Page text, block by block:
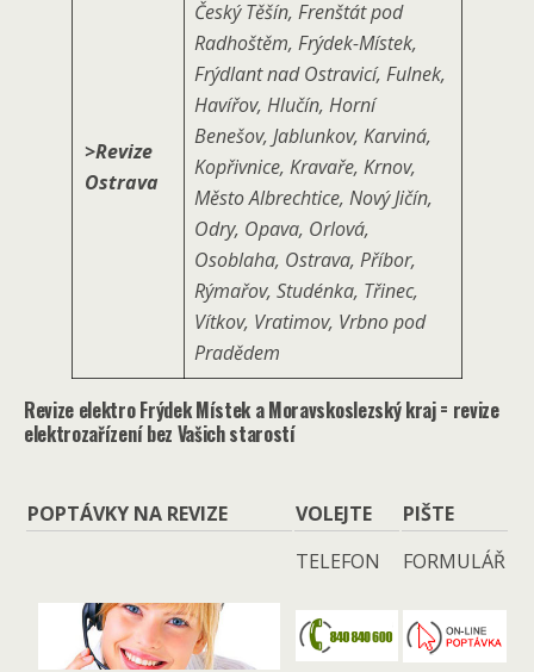
>Revize
Ostrava
Český Těšín, Frenštát pod
Radhoštěm, Frýdek-Místek,
Frýdlant nad Ostravicí, Fulnek,
Havířov, Hlučín, Horní
Benešov, Jablunkov, Karviná,
Kopřivnice, Kravaře, Krnov,
Město Albrechtice, Nový Jičín,
Odry, Opava, Orlová,
Osoblaha, Ostrava, Příbor,
Rýmařov, Studénka, Třinec,
Vítkov, Vratimov, Vrbno pod
Pradědem
Revize elektro Frýdek Místek a Moravskoslezský kraj = revize
elektrozařízení bez Vašich starostí
POPTÁVKY NA REVIZE VOLEJTE
PIŠTE
TELEFON
FORMULÁŘ